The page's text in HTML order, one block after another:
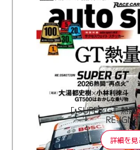
［ SUPER GT 熱
詳細を見